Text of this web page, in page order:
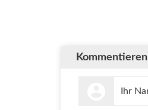
Kommentieren